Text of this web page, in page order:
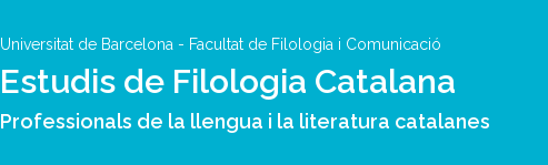
Universitat de Barcelona - Facultat de Filologia i Comunicació
Estudis de Filologia Catalana
Professionals de la llengua i la literatura catalanes